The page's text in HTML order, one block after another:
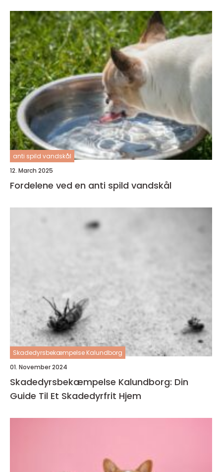
anti spild vandskål
12. March 2025
Fordelene ved en anti spild vandskål
Skadedyrsbekæmpelse Kalundborg
01. November 2024
Skadedyrsbekæmpelse Kalundborg: Din
Guide Til Et Skadedyrfrit Hjem